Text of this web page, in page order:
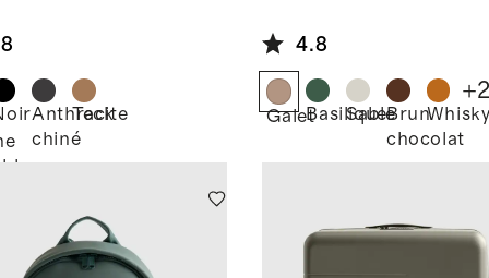
en
Anthracite
chiné
Teck
4.8
GaletBasilique
SableBrun
chocolat
+